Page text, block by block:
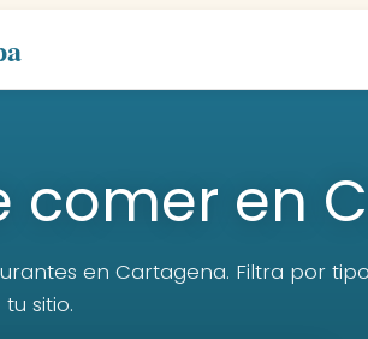
comer en
en Cartagena. Filtra por
sitio.